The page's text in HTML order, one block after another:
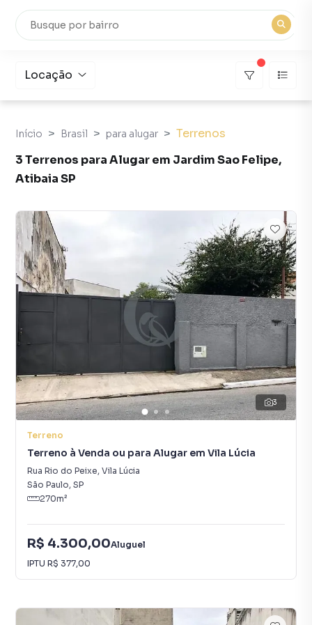
Locação
Início Brasil para alugar
Terrenos
3 Terrenos para Alugar em Jardim Sao Felipe,
Atibaia SP
3
Terreno
Terreno à Venda ou para Alugar em Vila Lúcia
Rua Rio do Peixe, Vila Lúcia
São Paulo, SP
270m²
R$ 4.300,00Aluguel
IPTU R$ 377,00